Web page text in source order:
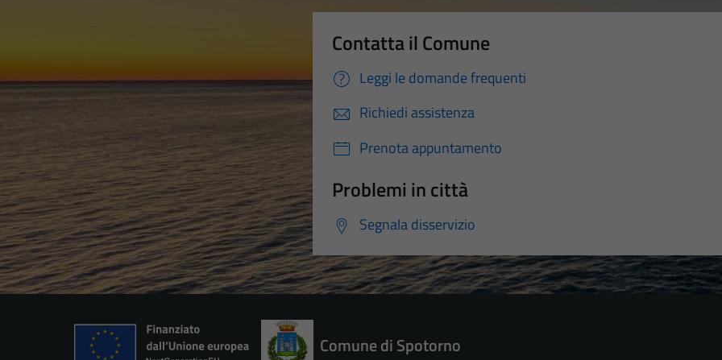
Contatta il Comune
Leggi le domande frequenti
Richiedi assistenza
Prenota appuntamento
Problemi in città
Segnala disservizio
Comune di Spotorno